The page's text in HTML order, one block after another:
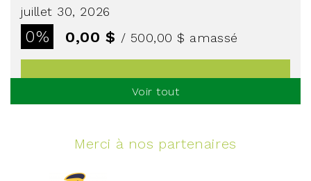
juillet 30, 2026
0% 0,00 $ / 500,00 $ amassé
Voir plus
Voir tout
Merci à nos partenaires